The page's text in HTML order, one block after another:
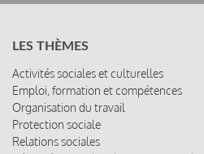
LES THÈMES
Activités sociales et culturelles
Emploi, formation et compétences
Organisation du travail
Protection sociale
Relations sociales